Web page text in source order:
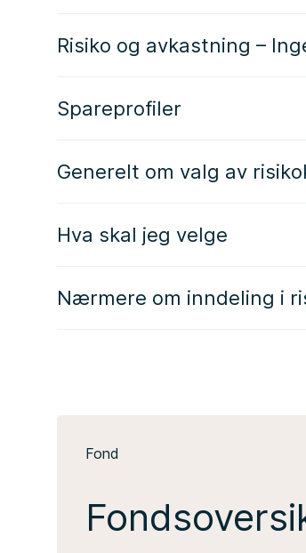
Risiko og avkastning –
Spareprofiler
Generelt om valg av
Hva skal jeg velge
Nærmere om inndeling i
Fond